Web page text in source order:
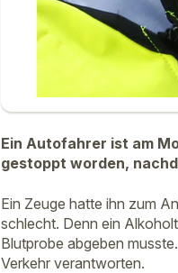
Ein Autofahrer ist am
gestoppt worden,
Ein Zeuge hatte ihn zum
schlecht. Denn ein
Blutprobe abgeben
Verkehr verantworten.